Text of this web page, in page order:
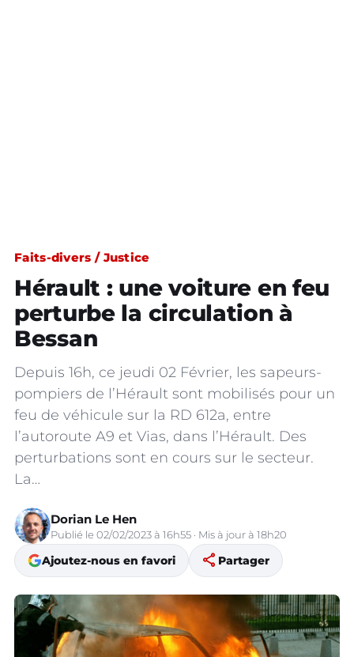
Faits-divers / Justice
Hérault : une voiture en feu
perturbe la circulation à
Bessan
Depuis 16h, ce jeudi 02 Février, les sapeurs-
pompiers de l’Hérault sont mobilisés pour un
feu de véhicule sur la RD 612a, entre
l’autoroute A9 et Vias, dans l’Hérault. Des
perturbations sont en cours sur le secteur.
La…
Dorian Le Hen
Publié le 02/02/2023 à 16h55 · Mis à jour à 18h20
Ajoutez-nous en favori share Partager